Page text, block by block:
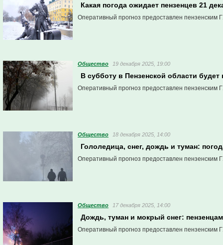
Какая погода ожидает пензенцев 21
Оперативный прогноз предоставлен пензенским
Общество 19 декабря 2025, 19:00
В субботу в Пензенской области
Оперативный прогноз предоставлен пензенским
Общество 18 декабря 2025, 14:00
Гололедица, снег, дождь и туман:
Оперативный прогноз предоставлен пензенским
Общество 17 декабря 2025, 14:00
Дождь, туман и мокрый снег:
Оперативный прогноз предоставлен пензенским